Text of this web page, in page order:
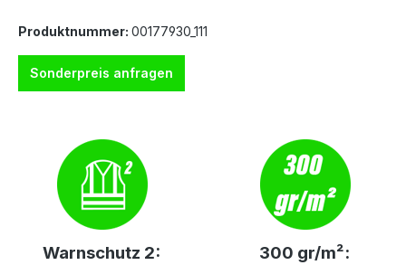
Produktnummer: 00177930_111
Sonderpreis anfragen
Warnschutz 2: 300 gr/m²: